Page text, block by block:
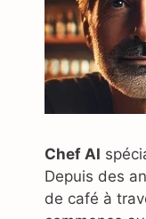
Chef AI
Depuis des
de café à